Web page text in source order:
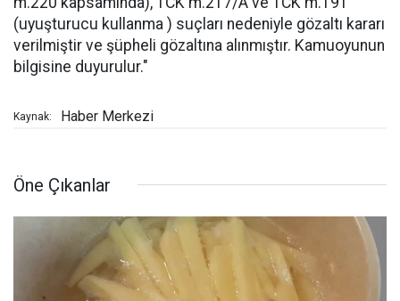
(uyuşturucu kullanma ) suçları nedeniyle gözaltı kararı
verilmiştir ve şüpheli gözaltına alınmıştır. Kamuoyunun
bilgisine duyurulur."
Kaynak: Haber Merkezi
Öne Çıkanlar